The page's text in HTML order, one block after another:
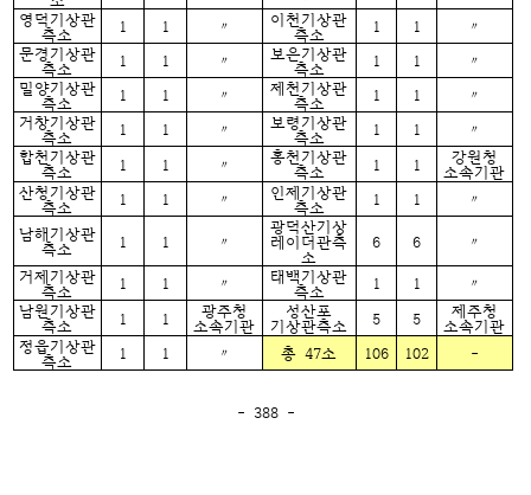
영덕기상관
측소 1 1 〃 이천기상관
측소 1 1
〃
문경기상관
측소 1 1 〃 보은기상관
측소 1 1
〃
밀양기상관
측소 1 1 〃 제천기상관
측소 1 1
〃
거창기상관
측소 1 1 〃 보령기상관
측소 1 1
〃
합천기상관
측소 1 1 〃 홍천기상관
측소 1 1 강원청
소속기관
산청기상관
측소 1 1 〃 인제기상관
측소 1 1
〃
남해기상관
측소 1 1 〃
광덕산기상
레이더관측
소
6 6
〃
거제기상관
측소 1 1 〃 태백기상관
측소 1 1
〃
남원기상관
측소 1 1 광주청
소속기관
성산포
기상관측소 5 5 제주청
소속기관
정읍기상관
측소 1 1 〃 총 47소 106 102 -
- 388 -